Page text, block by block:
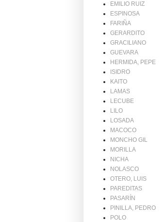
EMILIO RUIZ
ESPINOSA
FARIÑA
GERARDITO
GRACILIANO
GUEVARA
HERMIDA, PEPE
ISIDRO
KAITO
LAMAS
LECUBE
LILO
LOSADA
MACOCO
MONCHO GIL
MORILLA
NICHA
NOLASCO
OTERO, LUIS
PAREDITAS
PASARÍN
PINILLA, PEDRO
POLO